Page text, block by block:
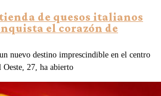
de quesos italianos
el corazón de
nuevo destino imprescindible en el centro
Oeste, 27, ha abierto